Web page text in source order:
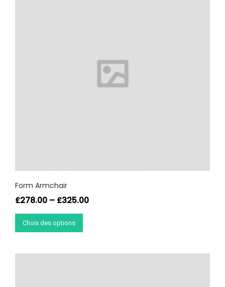
Form Armchair
£278.00 – £325.00
Choix des options